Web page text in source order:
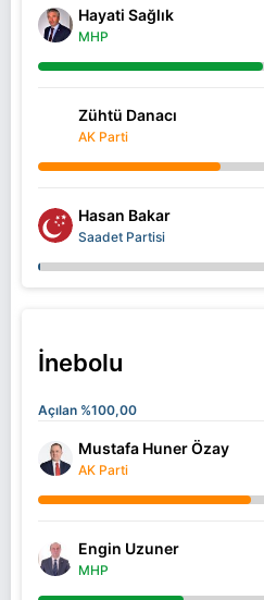
Hayati Sağlık
MHP
Zühtü Danacı
AK Parti
Hasan Bakar
Saadet Partisi
İnebolu
Açılan %100,00
Mustafa Huner Özay
AK Parti
Engin Uzuner
MHP